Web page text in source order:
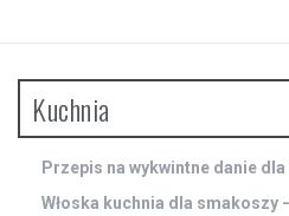
Kuchnia
Przepis na wykwintne danie
Włoska kuchnia dla